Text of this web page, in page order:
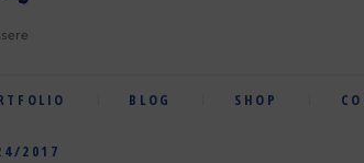
BLOG SHOP
2017